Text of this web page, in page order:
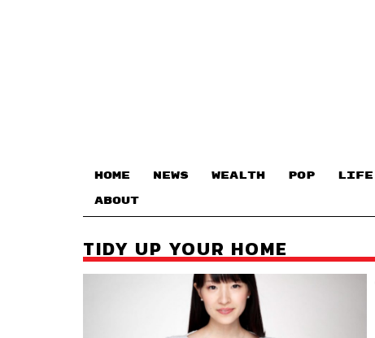
HOME NEWS WEALTH POP LIFE
ABOUT
TIDY UP YOUR HOME